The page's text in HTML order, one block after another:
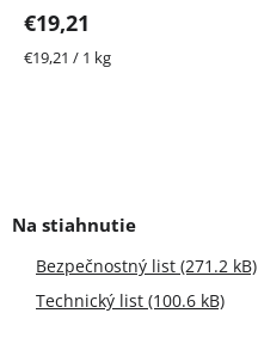
€19,21
Jednotková
€19,21 / 1 kg
Bezpečnostný list (271.2 kB)
Technický list (100.6 kB)